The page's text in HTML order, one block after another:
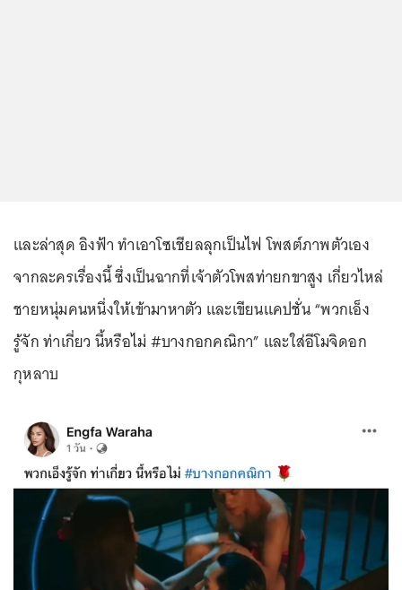
และล่าสุด อิงฟ้า ทำเอาโซเชียลลุกเป็นไฟ โพสต์ภาพตัวเอง
จากละครเรื่องนี้ ซึ่งเป็นฉากที่เจ้าตัวโพสท่ายกขาสูง เกี่ยวไหล่
ชายหนุ่มคนหนึ่งให้เข้ามาหาตัว และเขียนแคปชั่น “พวกเอ็ง
รู้จัก ท่าเกี่ยว นี้หรือไม่ #บางกอกคณิกา” และใส่อีโมจิดอก
กุหลาบ